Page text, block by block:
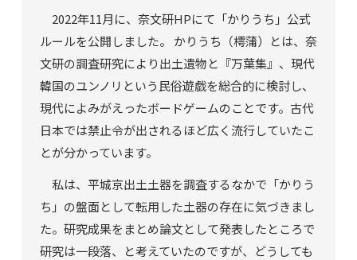
2022年11月に、奈文研HPにて「かりうち」公式
ルールを公開しました。 かりうち（樗蒲）とは、奈
文研の調査研究により出土遺物と『万葉集』、現代
韓国のユンノリという民俗遊戯を総合的に検討し、
現代によみがえったボードゲームのことです。古代
日本では禁止令が出されるほど広く流行していたこ
とが分かっています。
私は、平城京出土土器を調査するなかで「かりう
ち」の盤面として転用した土器の存在に気づきまし
た。研究成果をまとめ論文として発表したところで
研究は一段落、と考えていたのですが、どうしても